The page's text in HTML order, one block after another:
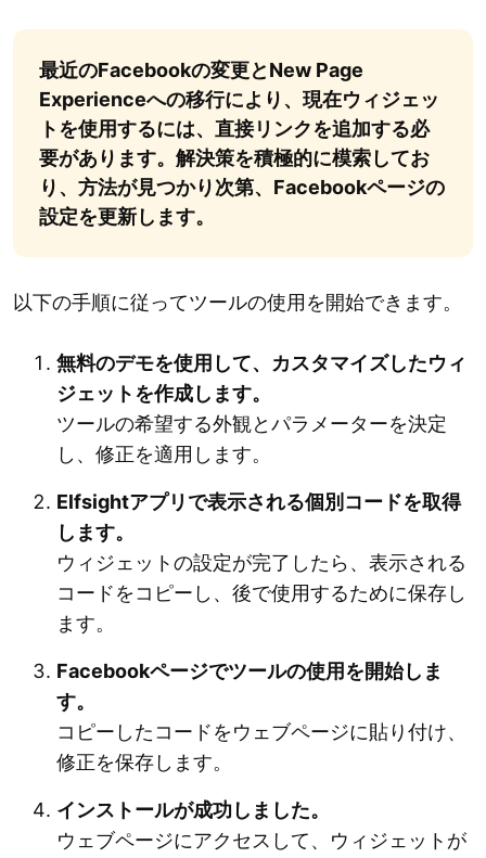
最近のFacebookの変更とNew Page
Experienceへの移行により、現在ウィジェッ
トを使用するには、直接リンクを追加する必
要があります。解決策を積極的に模索してお
り、方法が見つかり次第、Facebookページの
設定を更新します。
以下の手順に従ってツールの使用を開始できます。
無料のデモを使用して、カスタマイズしたウィ
ジェットを作成します。
ツールの希望する外観とパラメーターを決定
し、修正を適用します。
Elfsightアプリで表示される個別コードを取得
します。
ウィジェットの設定が完了したら、表示される
コードをコピーし、後で使用するために保存し
ます。
Facebookページでツールの使用を開始しま
す。
コピーしたコードをウェブページに貼り付け、
修正を保存します。
インストールが成功しました。
ウェブページにアクセスして、ウィジェットが